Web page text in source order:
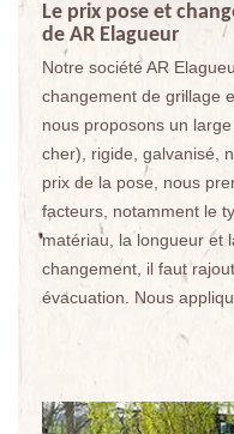
Le prix pose et
de AR Elagueur
Notre société AR
changement de grillage
nous proposons un
cher), rigide, galvanisé,
prix de la pose, nous
facteurs, notamment le
matériau, la longueur et
changement, il faut
évacuation. Nous